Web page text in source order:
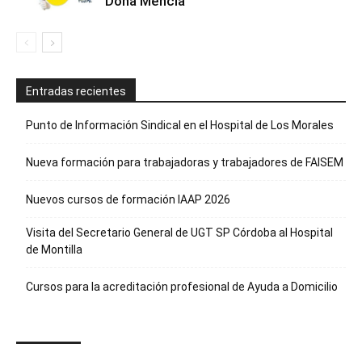
Entradas recientes
Punto de Información Sindical en el Hospital de Los Morales
Nueva formación para trabajadoras y trabajadores de FAISEM
Nuevos cursos de formación IAAP 2026
Visita del Secretario General de UGT SP Córdoba al Hospital
de Montilla
Cursos para la acreditación profesional de Ayuda a Domicilio